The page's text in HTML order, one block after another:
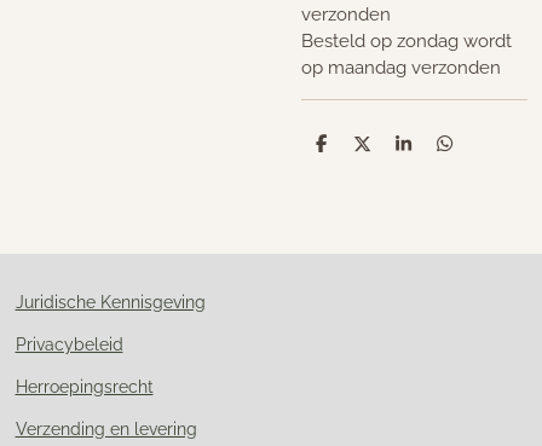
verzonden
Besteld op zondag wordt
op maandag verzonden
D
D
S
D
Juridische Kennisgeving
Privacybeleid
Herroepingsrecht
Verzending en levering